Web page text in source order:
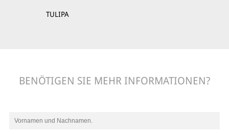
TULIPA
BENÖTIGEN SIE MEHR INFORMATIONEN?